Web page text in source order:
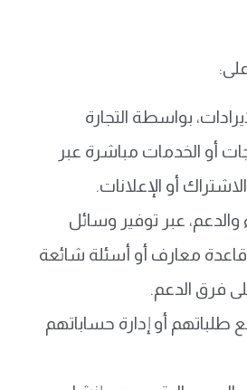
بواسطة التجارة
أو الخدمات مباشرة عبر
أو الإعلانات.
عبر توفير وسائل
معارف أو أسئلة شائعة
فرق الدعم.
طلباتهم أو إدارة حساباتهم